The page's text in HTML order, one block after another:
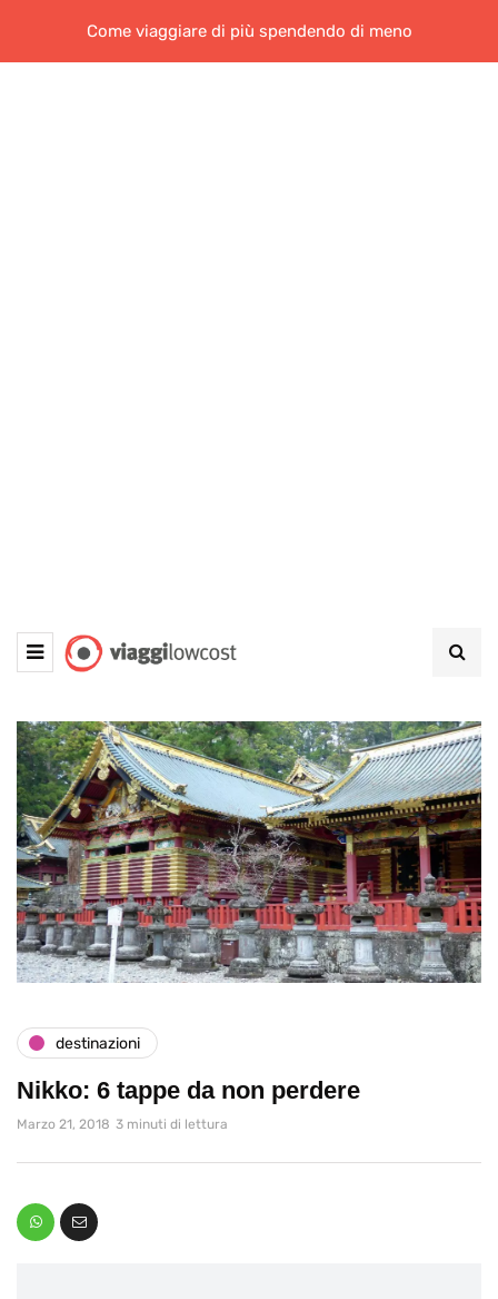
Come viaggiare di più spendendo di meno
destinazioni
Nikko: 6 tappe da non perdere
Marzo 21, 2018 3 minuti di lettura